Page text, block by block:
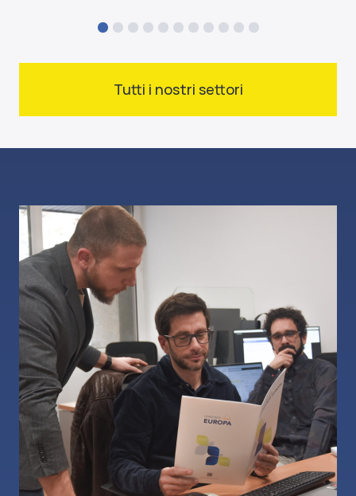
Tutti i nostri settori